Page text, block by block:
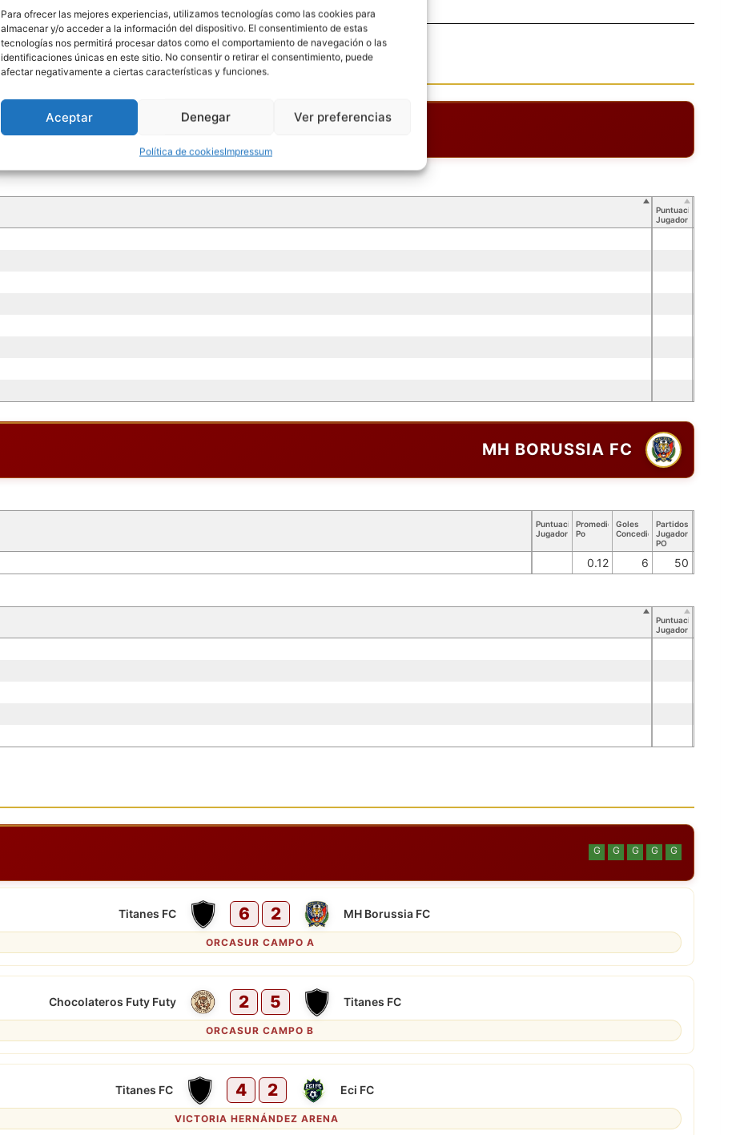
Para ofrecer las mejores experiencias, utilizamos tecnologías como las cookies para
almacenar y/o acceder a la información del dispositivo. El consentimiento de estas
tecnologías nos permitirá procesar datos como el comportamiento de navegación o las
identificaciones únicas en este sitio. No consentir o retirar el consentimiento, puede
afectar negativamente a ciertas características y funciones.
Aceptar Denegar Ver preferencias
Política de cookiesImpressum
Puntuación
Jugador
MH BORUSSIA FC
Puntuación
Jugador
Promedio
Po
Goles
Concedidos
Partidos
Jugador
PO
0.12 6 50
Puntuación
Jugador
G G G G G
Titanes FC 6 2 MH Borussia FC
ORCASUR CAMPO A
Chocolateros Futy Futy 2 5 Titanes FC
ORCASUR CAMPO B
Titanes FC 4 2 Eci FC
VICTORIA HERNÁNDEZ ARENA